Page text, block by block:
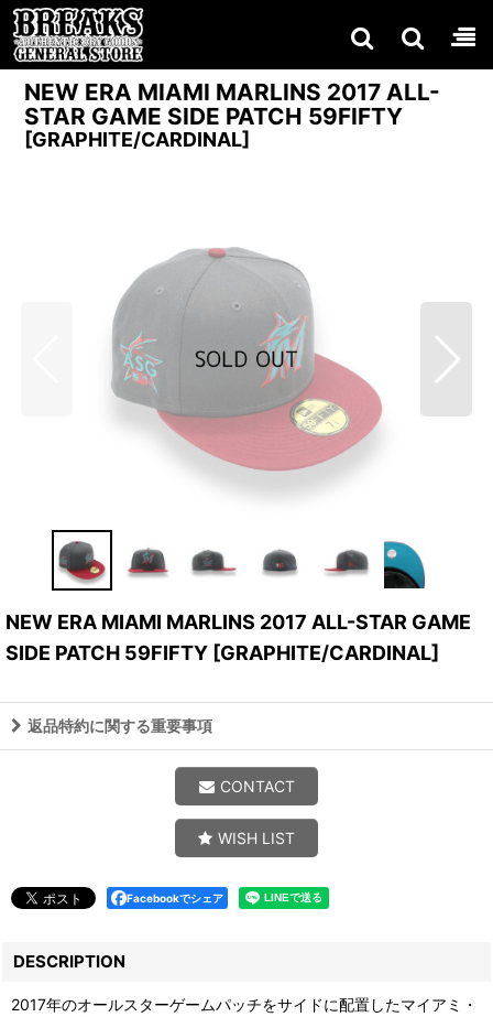
NEW ERA MIAMI MARLINS 2017 ALL-
STAR GAME SIDE PATCH 59FIFTY
[GRAPHITE/CARDINAL]
NEW ERA MIAMI MARLINS 2017 ALL-STAR GAME
SIDE PATCH 59FIFTY [GRAPHITE/CARDINAL]
返品特約に関する重要事項
CONTACT
WISH LIST
Facebookでシェア
DESCRIPTION
2017年のオールスターゲームパッチをサイドに配置したマイアミ・